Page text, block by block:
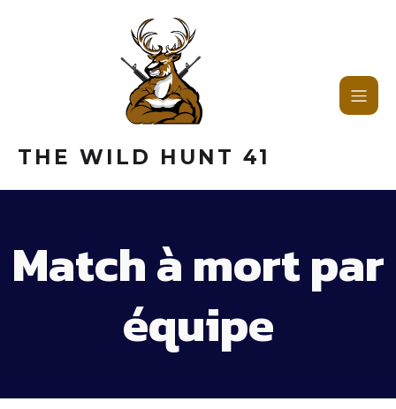
THE WILD HUNT 41
Match à mort par
équipe